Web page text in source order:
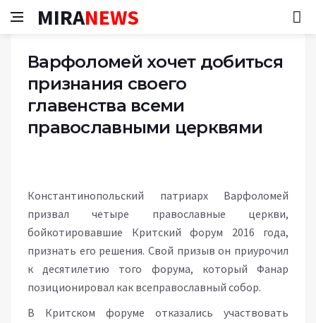
MIRANEWS
Варфоломей хочет добиться
признания своего
главенства всеми
православными церквями
Константинопольский патриарх Варфоломей
призвал четыре православные церкви,
бойкотировавшие Критский форум 2016 года,
признать его решения. Свой призыв он приурочил
к десятилетию того форума, который Фанар
позиционировал как всеправославный собор.
В Критском форуме отказались участвовать